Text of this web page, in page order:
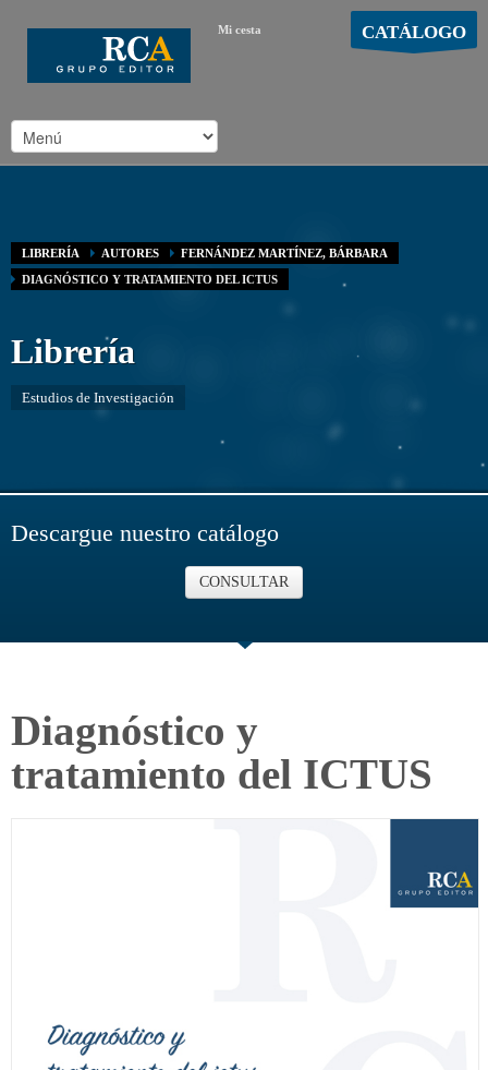
Mi cesta CATÁLOGO
LIBRERÍA AUTORES
FERNÁNDEZ MARTÍNEZ, BÁRBARA
DIAGNÓSTICO Y TRATAMIENTO DEL ICTUS
Librería
Estudios de Investigación
Descargue nuestro catálogo
CONSULTAR
Diagnóstico y
tratamiento del ICTUS